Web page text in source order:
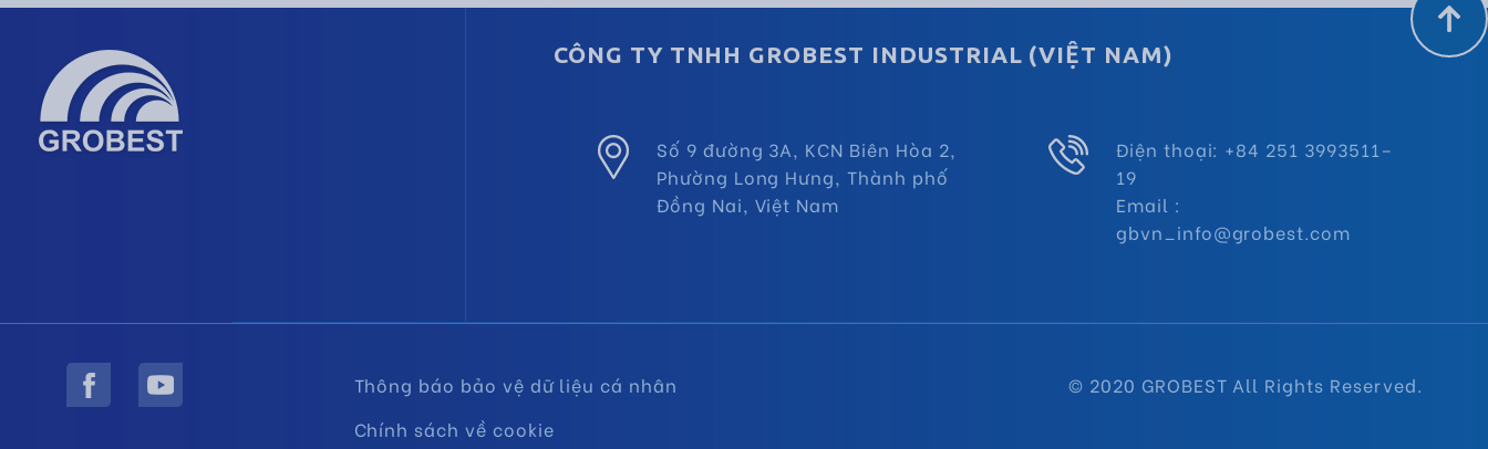
CÔNG TY TNHH GROBEST INDUSTRIAL (VIỆT NAM)
Số 9 đường 3A, KCN Biên Hòa 2,
Phường Long Hưng, Thành phố
Đồng Nai, Việt Nam
Điện thoại: +84 251 3993511–
19
Email :
gbvn_info@grobest.com
Thông báo bảo vệ dữ liệu cá nhân
Chính sách về cookie
© 2020 GROBEST All Rights Reserved.